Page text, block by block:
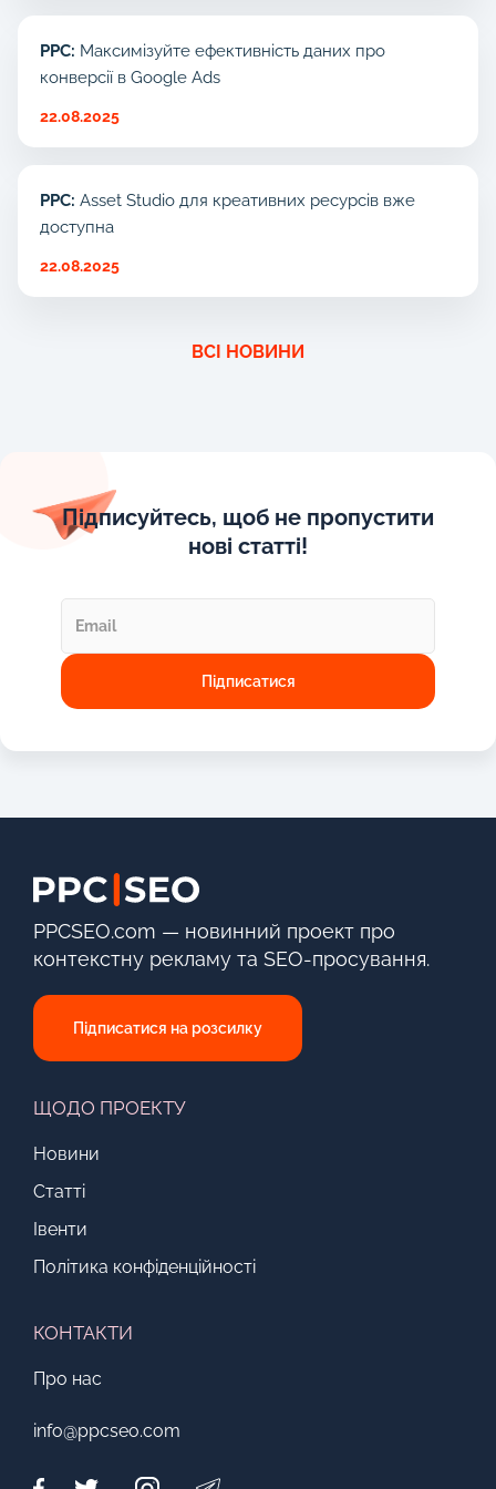
PPC: Максимізуйте ефективність даних про
конверсії в Google Ads
22.08.2025
PPC: Asset Studio для креативних ресурсів вже
доступна
22.08.2025
ВСІ НОВИНИ
Підписуйтесь, щоб не пропустити
нові статті!
PPCSEO.com — новинний проект про
контекстну рекламу та SEO-просування.
Підписатися на розсилку
ЩОДО ПРОЕКТУ
Новини
Статті
Івенти
Політика конфіденційності
КОНТАКТИ
Про нас
info@ppcseo.com